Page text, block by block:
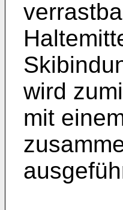
wird
mit